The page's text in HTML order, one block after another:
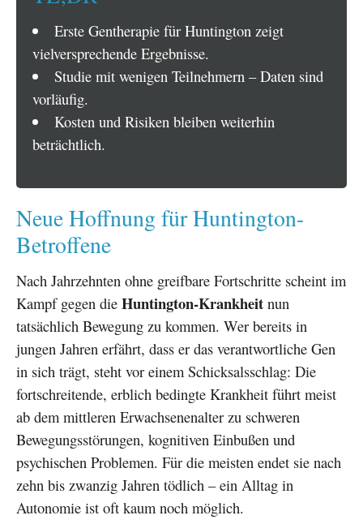
Erste Gentherapie für Huntington zeigt
vielversprechende Ergebnisse.
Studie mit wenigen Teilnehmern – Daten sind
vorläufig.
Kosten und Risiken bleiben weiterhin
beträchtlich.
Neue Hoffnung für Huntington-
Betroffene
Nach Jahrzehnten ohne greifbare Fortschritte scheint im
Kampf gegen die Huntington-Krankheit nun
tatsächlich Bewegung zu kommen. Wer bereits in
jungen Jahren erfährt, dass er das verantwortliche Gen
in sich trägt, steht vor einem Schicksalsschlag: Die
fortschreitende, erblich bedingte Krankheit führt meist
ab dem mittleren Erwachsenenalter zu schweren
Bewegungsstörungen, kognitiven Einbußen und
psychischen Problemen. Für die meisten endet sie nach
zehn bis zwanzig Jahren tödlich – ein Alltag in
Autonomie ist oft kaum noch möglich.